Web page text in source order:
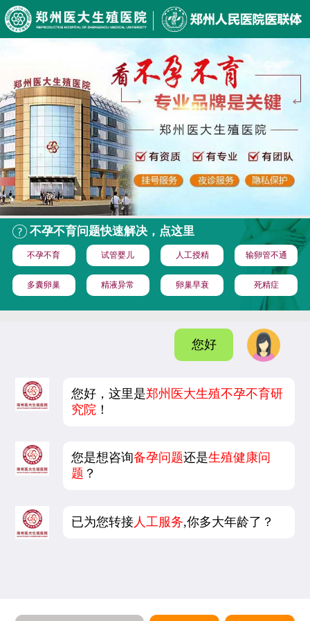
不孕不育问题快速解决，点这里
不孕不育 试管婴儿 人工授精 输卵管不通
多囊卵巢 精液异常 卵巢早衰 死精症
您好
您好，这里是郑州医大生殖不孕不育研
究院 ！
您是想咨询备孕问题还是生殖健康问
题 ？
已为您转接 人工服务,你多大年龄了？